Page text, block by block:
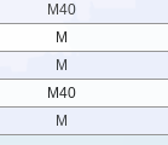
M40
M
M
M40
M